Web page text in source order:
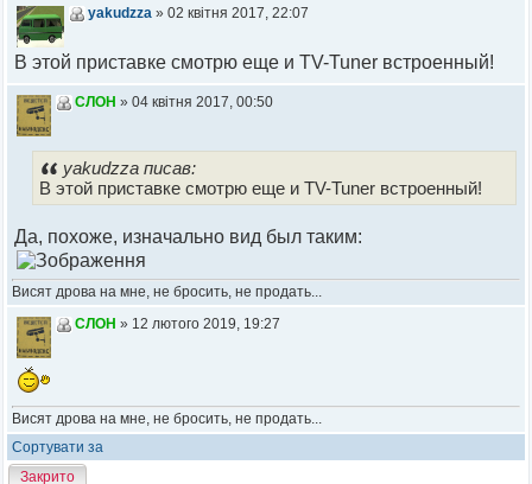
yakudzza » 02 квітня 2017, 22:07
В этой приставке смотрю еще и TV-Tuner встроенный!
СЛОН » 04 квітня 2017, 00:50
yakudzza писав:
В этой приставке смотрю еще и TV-Tuner встроенный!
Да, похоже, изначально вид был таким:
Висят дрова на мне, не бросить, не продать...
СЛОН » 12 лютого 2019, 19:27
Висят дрова на мне, не бросить, не продать...
Сортувати за
Закрито